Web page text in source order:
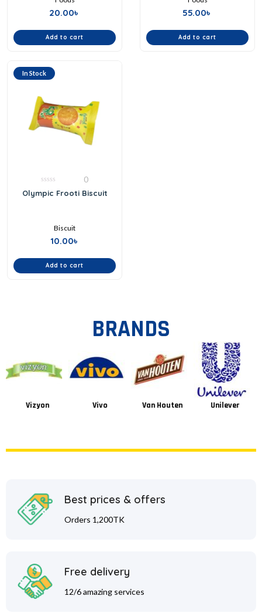
20.00৳
Add to cart
55.00৳
Add to cart
In Stock
out
0
Olympic Frooti Biscuit
Biscuit
10.00৳
Add to cart
BRANDS
Vizyon Vivo Van Houten Unilever
Best prices & offers
Orders 1,200TK
Free delivery
12/6 amazing services